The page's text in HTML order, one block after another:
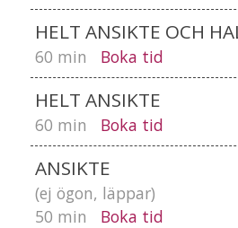
HELT ANSIKTE OCH
60 min Boka tid
HELT ANSIKTE
60 min Boka tid
ANSIKTE
(ej ögon, läppar)
50 min Boka tid